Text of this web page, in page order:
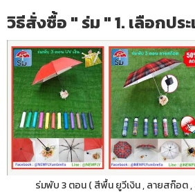
วิธีสั่งซื้อ " ร่ม " 1. เลือกปร
ร่มพับ 3 ตอน ( สีพื้น ยูวีเงิน , ลายสก๊อต